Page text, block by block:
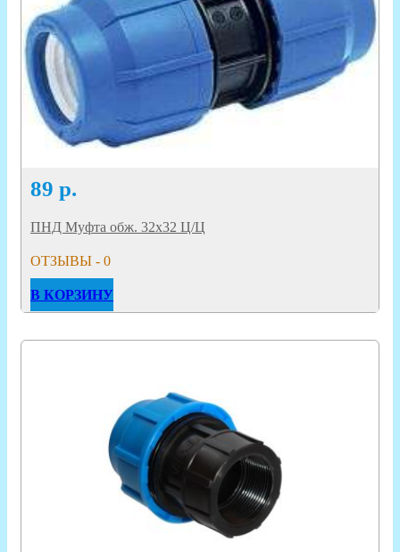
89 р.
ПНД Муфта обж. 32х32 Ц/Ц
ОТЗЫВЫ - 0
В КОРЗИНУ